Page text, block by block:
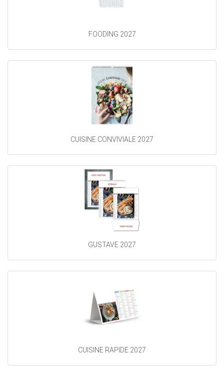
FOODING 2027
CUISINE CONVIVIALE 2027
GUSTAVE 2027
CUISINE RAPIDE 2027